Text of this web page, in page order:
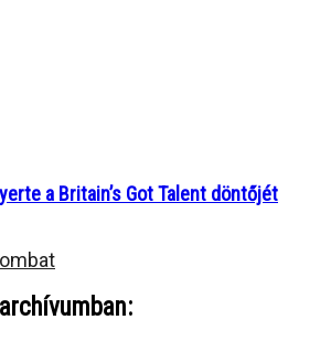
a Britain’s Got Talent döntőjét